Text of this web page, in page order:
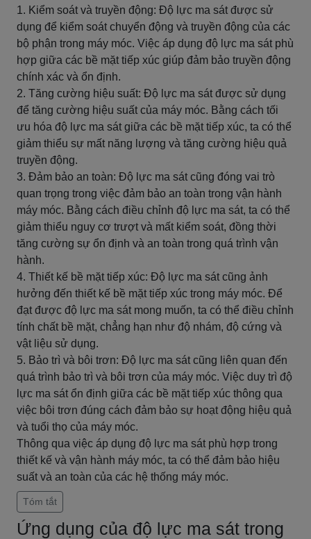
1. Kiểm soát và truyền động: Độ lực ma sát được sử
dụng để kiểm soát chuyển động và truyền động của các
bộ phận trong máy móc. Việc áp dụng độ lực ma sát phù
hợp giữa các bề mặt tiếp xúc giúp đảm bảo truyền động
chính xác và ổn định.
2. Tăng cường hiệu suất: Độ lực ma sát được sử dụng
để tăng cường hiệu suất của máy móc. Bằng cách tối
ưu hóa độ lực ma sát giữa các bề mặt tiếp xúc, ta có thể
giảm thiểu sự mất năng lượng và tăng cường hiệu quả
truyền động.
3. Đảm bảo an toàn: Độ lực ma sát cũng đóng vai trò
quan trọng trong việc đảm bảo an toàn trong vận hành
máy móc. Bằng cách điều chỉnh độ lực ma sát, ta có thể
giảm thiểu nguy cơ trượt và mất kiểm soát, đồng thời
tăng cường sự ổn định và an toàn trong quá trình vận
hành.
4. Thiết kế bề mặt tiếp xúc: Độ lực ma sát cũng ảnh
hưởng đến thiết kế bề mặt tiếp xúc trong máy móc. Để
đạt được độ lực ma sát mong muốn, ta có thể điều chỉnh
tính chất bề mặt, chẳng hạn như độ nhám, độ cứng và
vật liệu sử dụng.
5. Bảo trì và bôi trơn: Độ lực ma sát cũng liên quan đến
quá trình bảo trì và bôi trơn của máy móc. Việc duy trì độ
lực ma sát ổn định giữa các bề mặt tiếp xúc thông qua
việc bôi trơn đúng cách đảm bảo sự hoạt động hiệu quả
và tuổi thọ của máy móc.
Thông qua việc áp dụng độ lực ma sát phù hợp trong
thiết kế và vận hành máy móc, ta có thể đảm bảo hiệu
suất và an toàn của các hệ thống máy móc.
Tóm tắt
Ứng dụng của độ lực ma sát trong